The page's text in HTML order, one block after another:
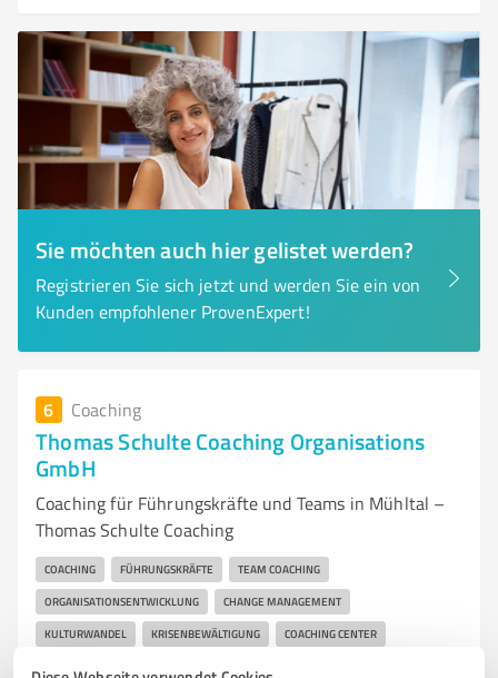
Sie möchten auch hier gelistet werden?
Registrieren Sie sich jetzt und werden Sie ein von
Kunden empfohlener ProvenExpert!
6 Coaching
Thomas Schulte Coaching Organisations
GmbH
Coaching für Führungskräfte und Teams in Mühltal –
Thomas Schulte Coaching
COACHING FÜHRUNGSKRÄFTE TEAM COACHING
ORGANISATIONSENTWICKLUNG CHANGE MANAGEMENT
KULTURWANDEL KRISENBEWÄLTIGUNG COACHING CENTER